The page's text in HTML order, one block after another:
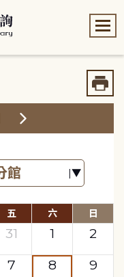
五 六 日
31 1
2
7 8
9